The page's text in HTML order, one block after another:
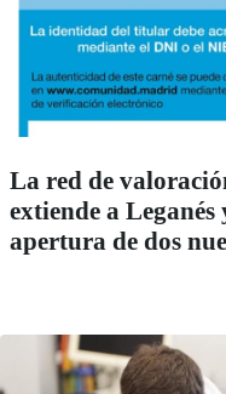
La red de
extiende a
apertura de dos